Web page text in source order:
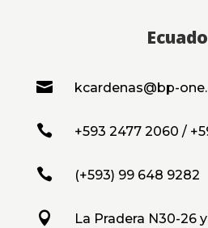
 kcardenas@bp-
 +593 2477 2060 /
 (+593) 99 648 9282

La Pradera N30-26